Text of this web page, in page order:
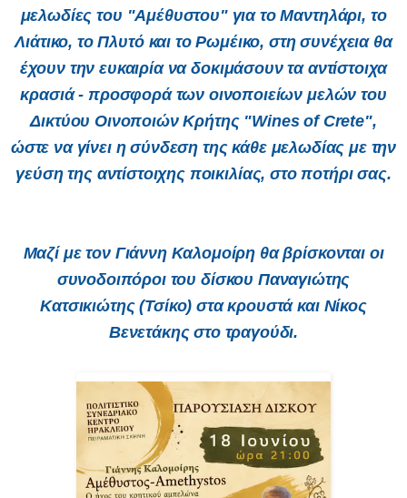
μελωδίες του "Αμέθυστου" για το Μαντηλάρι, το
Λιάτικο, το Πλυτό και το Ρωμέικο, στη συνέχεια θα
έχουν την ευκαιρία να δοκιμάσουν τα αντίστοιχα
κρασιά - προσφορά των οινοποιείων μελών του
Δικτύου Οινοποιών Κρήτης "Wines of Crete",
ώστε να γίνει η σύνδεση της κάθε μελωδίας με την
γεύση της αντίστοιχης ποικιλίας, στο ποτήρι σας.
Μαζί με τον Γιάννη Καλομοίρη θα βρίσκονται οι
συνοδοιπόροι του δίσκου Παναγιώτης
Κατσικιώτης (Τσίκο) στα κρουστά και Νίκος
Βενετάκης στο τραγούδι.